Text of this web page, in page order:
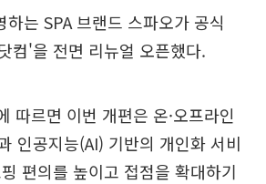
는 SPA 브랜드 스파오가 공식
컴'을 전면 리뉴얼 오픈했다.
따르면 이번 개편은 온·오프라인
인공지능(AI) 기반의 개인화 서비
편의를 높이고 접점을 확대하기